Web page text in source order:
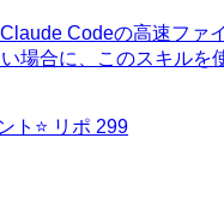
Codeの高速ファ
場合に、このスキルを
ト ⭐ リポ 299